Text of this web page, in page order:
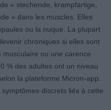
« stechende, krampfartige,
» dans les muscles. Elles
ou la nuque. La plupart
chroniques si elles sont
ou une carence
% des adultes ont un niveau
la plateforme Micron-app.
discrets liés à cette